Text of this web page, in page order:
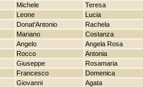
Michele Teresa
Leone Lucia
Donat'Antonio Rachela
Mariano Costanza
Angelo Angela Rosa
Rocco Antonia
Giuseppe Rosamaria
Francesco Domenica
Giovanni Agata